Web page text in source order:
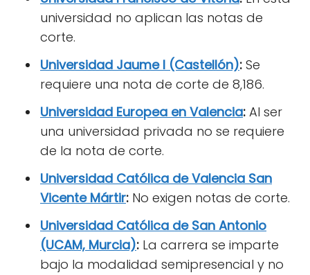
universidad no aplican las notas de
corte.
Universidad Jaume I (Castellón): Se
requiere una nota de corte de 8,186.
Universidad Europea en Valencia: Al ser
una universidad privada no se requiere
de la nota de corte.
Universidad Católica de Valencia San
Vicente Mártir: No exigen notas de corte.
Universidad Católica de San Antonio
(UCAM, Murcia): La carrera se imparte
bajo la modalidad semipresencial y no